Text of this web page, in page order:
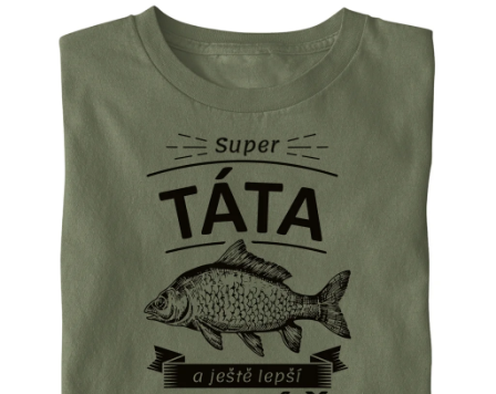
Povolání,
zájmy a
Příležitosti
Domácnost